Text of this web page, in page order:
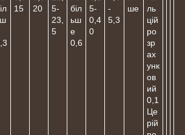
15
20
5-
23,
5
біл
ьш
е
0,6
5-
0,4
0
-
5,3
ше
ль
цій
ро
зр
ах
унк
ов
ий
0,1
Це
рій